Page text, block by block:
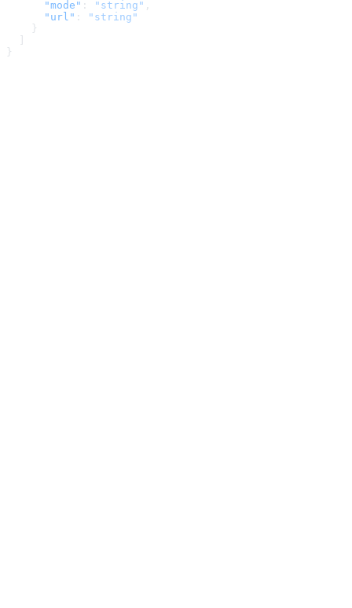
      "mode"
: "string" ,
      "url"
:
"string"
    }
}